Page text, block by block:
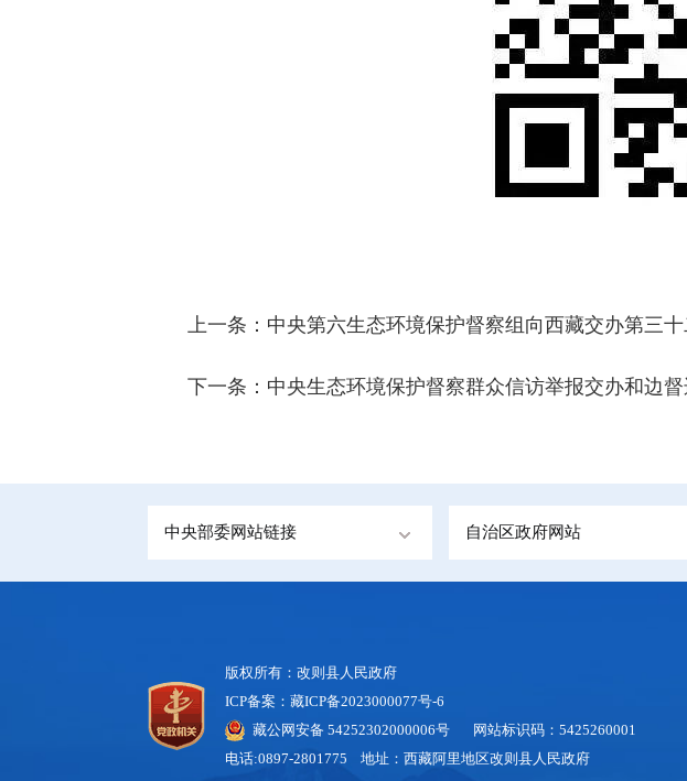
上一条： 中央第六生态环境保护督察组向西藏交办第三
下一条： 中央生态环境保护督察群众信访举报交办和边
中央部委网站链接 自治区政府网站
版权所有：改则县人民政府
ICP备案：藏ICP备2023000077号-6
藏公网安备 54252302000006号 网站标识码：5425260001
电话:0897-2801775 地址：西藏阿里地区改则县人民政府